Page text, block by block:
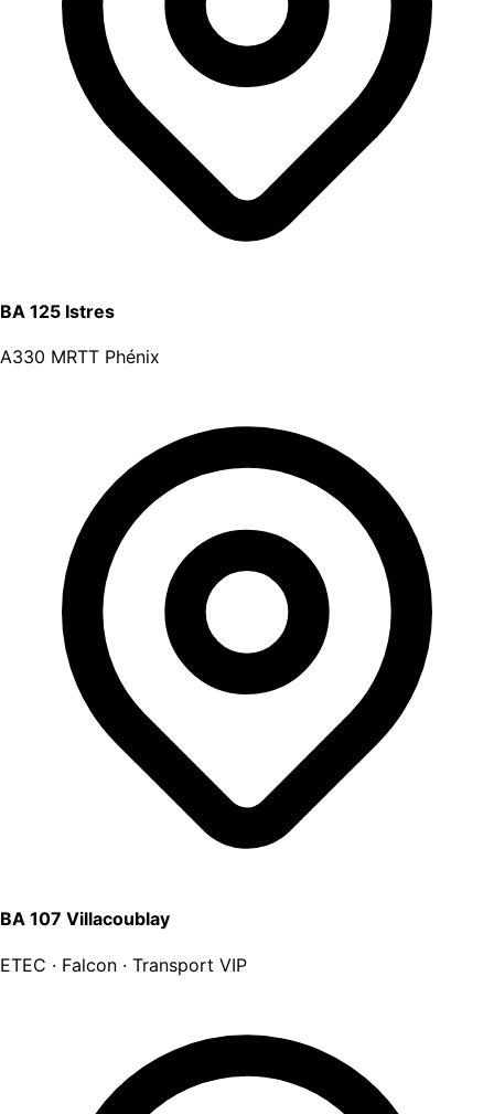
BA 125 Istres
A330 MRTT Phénix
BA 107 Villacoublay
ETEC · Falcon · Transport VIP